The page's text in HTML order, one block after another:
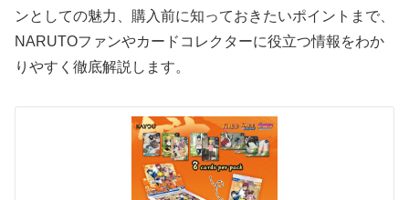
ンとしての魅力、購入前に知っておきたいポイントまで、
NARUTOファンやカードコレクターに役立つ情報をわか
りやすく徹底解説します。